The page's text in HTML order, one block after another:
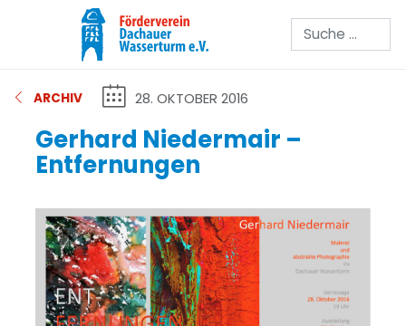
Suchen
ARCHIV 28. OKTOBER 2016
Gerhard Niedermair –
Entfernungen